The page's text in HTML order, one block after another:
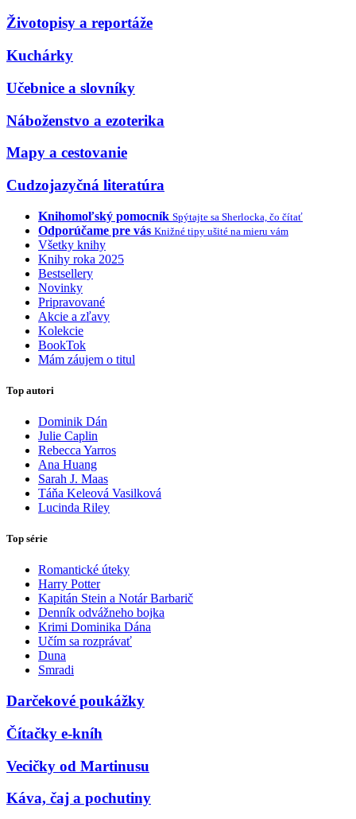
Životopisy a reportáže
Kuchárky
Učebnice a slovníky
Náboženstvo a ezoterika
Mapy a cestovanie
Cudzojazyčná literatúra
Knihomoľský pomocník Spýtajte sa Sherlocka, čo čítať
Odporúčame pre vás Knižné tipy ušité na mieru vám
Všetky knihy
Knihy roka 2025
Bestsellery
Novinky
Pripravované
Akcie a zľavy
Kolekcie
BookTok
Mám záujem o titul
Top autori
Dominik Dán
Julie Caplin
Rebecca Yarros
Ana Huang
Sarah J. Maas
Táňa Keleová Vasilková
Lucinda Riley
Top série
Romantické úteky
Harry Potter
Kapitán Stein a Notár Barbarič
Denník odvážneho bojka
Krimi Dominika Dána
Učím sa rozprávať
Duna
Smradi
Darčekové poukážky
Čítačky e-kníh
Vecičky od Martinusu
Káva, čaj a pochutiny